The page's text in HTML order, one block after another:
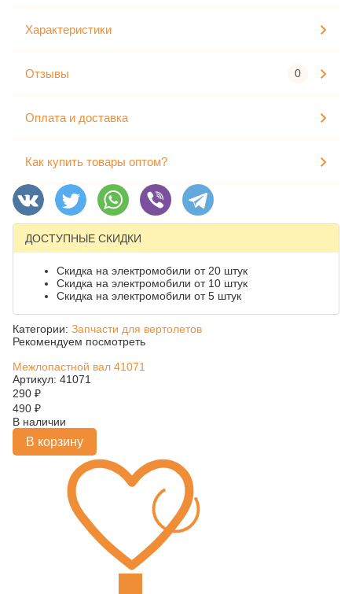
Характеристики
Отзывы 0
Оплата и доставка
Как купить товары оптом?
ДОСТУПНЫЕ СКИДКИ
Скидка на электромобили от 20 штук
Скидка на электромобили от 10 штук
Скидка на электромобили от 5 штук
Категории: Запчасти для вертолетов
Рекомендуем посмотреть
Межлопастной вал 41071
Артикул: 41071
290 ₽
490 ₽
В наличии
В корзину